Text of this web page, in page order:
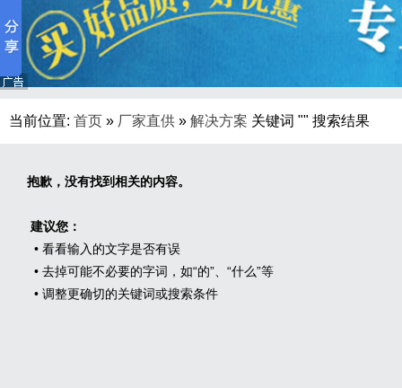
当前位置: 首页 » 厂家直供 » 解决方案 关键词 "" 搜索结果
抱歉，没有找到相关的内容。
建议您：
• 看看输入的文字是否有误
• 去掉可能不必要的字词，如“的”、“什么”等
• 调整更确切的关键词或搜索条件